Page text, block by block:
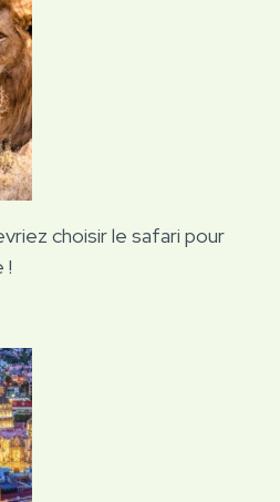
choisir le safari pour
!